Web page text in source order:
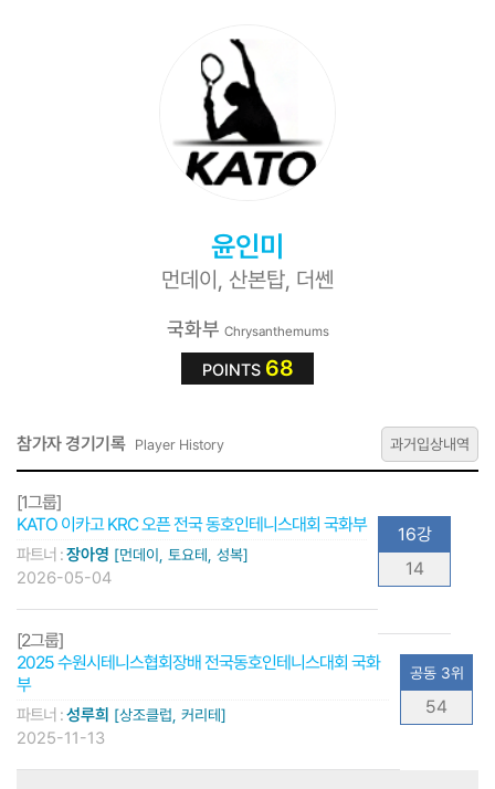
윤인미
먼데이, 산본탑, 더쎈
국화부 Chrysanthemums
POINTS 68
참가자 경기기록 Player History 과거입상내역
[1그룹]
KATO 이카고 KRC 오픈 전국 동호인테니스대회 국화부
파트너 :장아영 [먼데이, 토요테, 성복]
2026-05-04
16강
14
[2그룹]
2025 수원시테니스협회장배 전국동호인테니스대회 국화
부
파트너 :성루희 [상조클럽, 커리테]
2025-11-13
공동 3위
54